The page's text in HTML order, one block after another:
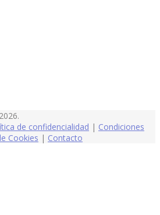
de confidencialidad | Condiciones
Cookies | Contacto